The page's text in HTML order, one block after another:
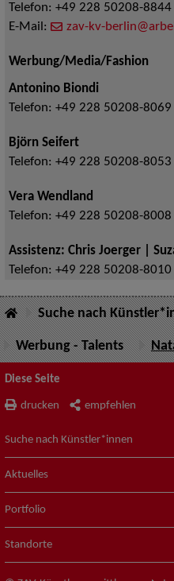
Telefon: +49 228 50208-8844
E-Mail:
zav-kv-
Werbung/Media/Fashion
Antonino Biondi
Telefon: +49 228 50208-8069
Björn Seifert
Telefon: +49 228 50208-8053
Vera Wendland
Telefon: +49 228 50208-8008
Assistenz: Chris Joerger |
Telefon: +49 228 50208-
Suche nach
Werbung - Talents
Diese Seite
drucken empfehlen
Suche nach Künstler*innen
Aktuelles
Portfolio
Standorte